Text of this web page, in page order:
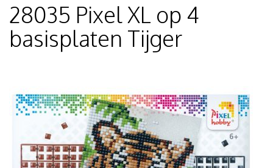
28035 Pixel XL op 4
basisplaten Tijger